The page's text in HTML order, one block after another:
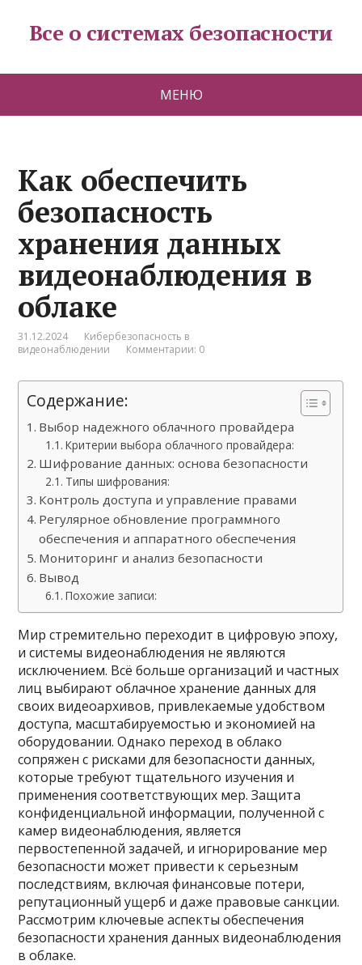
Все о системах безопасности
МЕНЮ
Как обеспечить
безопасность
хранения данных
видеонаблюдения в
облаке
31.12.2024
Кибербезопасность в
видеонаблюдении
Комментарии: 0
Содержание:
Выбор надежного облачного провайдера
Критерии выбора облачного провайдера:
Шифрование данных: основа безопасности
Типы шифрования:
Контроль доступа и управление правами
Регулярное обновление программного
обеспечения и аппаратного обеспечения
Мониторинг и анализ безопасности
Вывод
Похожие записи:
Мир стремительно переходит в цифровую эпоху,
и системы видеонаблюдения не являются
исключением. Всё больше организаций и частных
лиц выбирают облачное хранение данных для
своих видеоархивов, привлекаемые удобством
доступа, масштабируемостью и экономией на
оборудовании. Однако переход в облако
сопряжен с рисками для безопасности данных,
которые требуют тщательного изучения и
применения соответствующих мер. Защита
конфиденциальной информации, полученной с
камер видеонаблюдения, является
первостепенной задачей, и игнорирование мер
безопасности может привести к серьезным
последствиям, включая финансовые потери,
репутационный ущерб и даже правовые санкции.
Рассмотрим ключевые аспекты обеспечения
безопасности хранения данных видеонаблюдения
в облаке.